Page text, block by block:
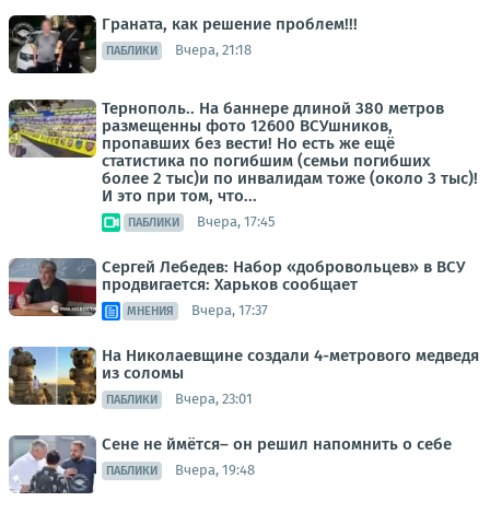
Граната, как решение проблем!!!
ПАБЛИКИ Вчера, 21:18
Тернополь.. На баннере длиной 380 метров
размещенны фото 12600 ВСУшников,
пропавших без вести! Но есть же ещё
статистика по погибшим (семьи погибших
более 2 тыс)и по инвалидам тоже (около 3 тыс)!
И это при том, что...
ПАБЛИКИ Вчера, 17:45
Сергей Лебедев: Набор «добровольцев» в ВСУ
продвигается: Харьков сообщает
МНЕНИЯ Вчера, 17:37
На Николаевщине создали 4-метрового медведя
из соломы
ПАБЛИКИ Вчера, 23:01
Сене не ймётся– он решил напомнить о себе
ПАБЛИКИ Вчера, 19:48